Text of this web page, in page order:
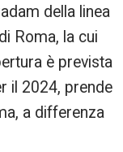
della linea
Roma, la cui
è prevista
il 2024, prende
a differenza